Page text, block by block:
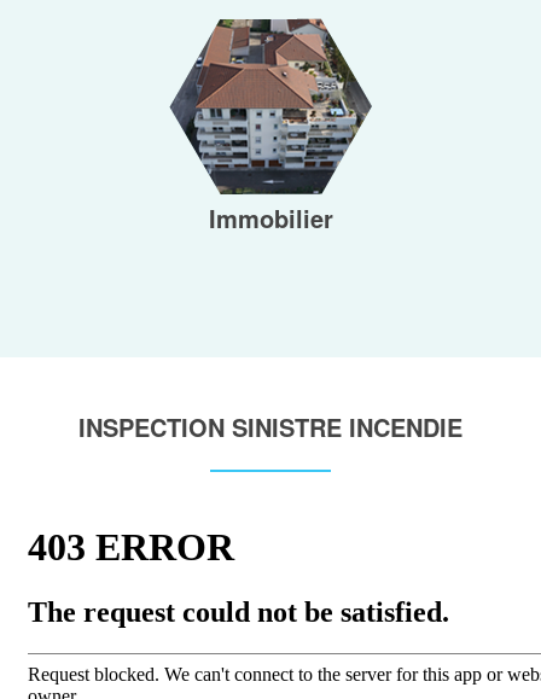
Immobilier
INSPECTION SINISTRE INCENDIE